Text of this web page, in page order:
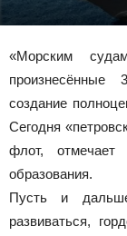
«Морским
произнесённые
создание
Сегодня
флот,
образования.
Пусть и
развиваться,